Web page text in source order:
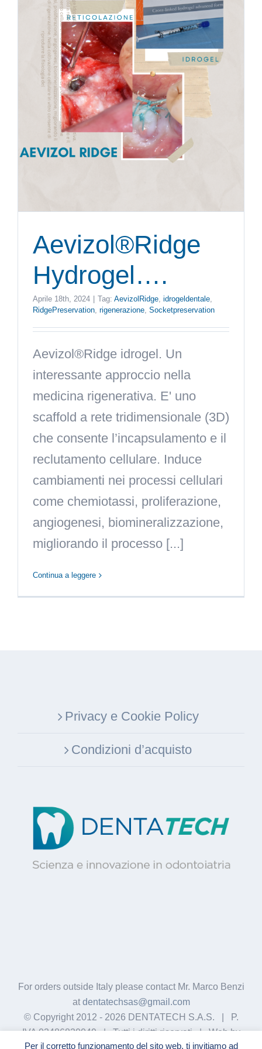
Aevizol®Ridge
Hydrogel….
Aprile 18th, 2024 Tag: AevizolRidge, idrogeldentale,
RidgePreservation, rigenerazione, Socketpreservation
Aevizol®Ridge idrogel. Un
interessante approccio nella
medicina rigenerativa. E' uno
scaffold a rete tridimensionale (3D)
che consente l’incapsulamento e il
reclutamento cellulare. Induce
cambiamenti nei processi cellulari
come chemiotassi, proliferazione,
angiogenesi, biomineralizzazione,
migliorando il processo [...]
Continua a leggere
Privacy e Cookie Policy
Condizioni d’acquisto
For orders outside Italy please contact Mr. Marco Benzi
at dentatechsas@gmail.com
© Copyright 2012 - 2026 DENTATECH S.A.S. | P.
IVA 03486830049 | Tutti i diritti riservati | Web by
Per il corretto funzionamento del sito web, ti invitiamo ad